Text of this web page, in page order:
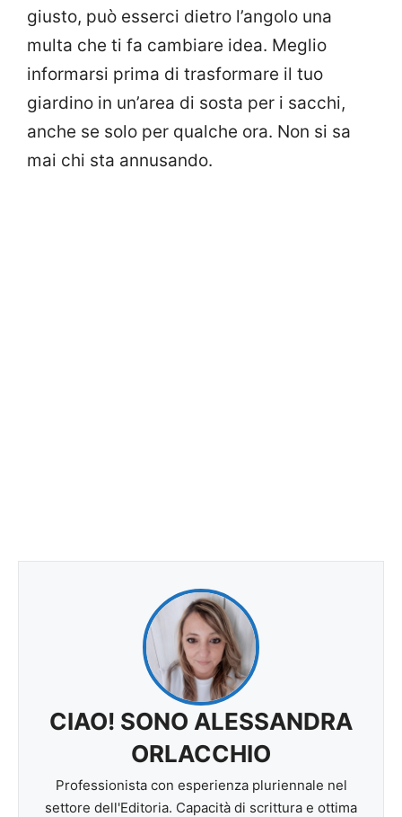
giusto, può esserci dietro l’angolo una
multa che ti fa cambiare idea. Meglio
informarsi prima di trasformare il tuo
giardino in un’area di sosta per i sacchi,
anche se solo per qualche ora. Non si sa
mai chi sta annusando.
CIAO! SONO ALESSANDRA
ORLACCHIO
Professionista con esperienza pluriennale nel
settore dell'Editoria. Capacità di scrittura e ottima